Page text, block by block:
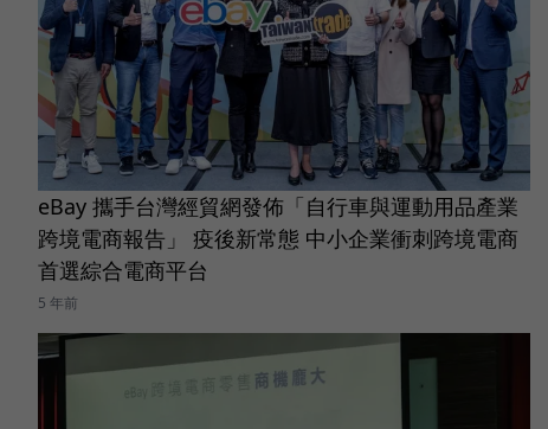
eBay 攜手台灣經貿網發佈「自行車與運動用品產業
跨境電商報告」 疫後新常態 中小企業衝刺跨境電商
首選綜合電商平台
5 年前